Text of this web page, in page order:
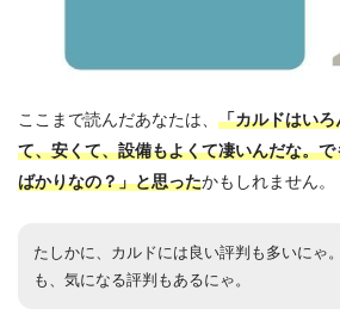
ここまで読んだあなたは、 「カルドはい
て、安くて、設備もよくて凄いんだな。
ばかりなの？」と思ったかもしれません。
たしかに、カルドには良い評判も多いにゃ
も、気になる評判もあるにゃ。